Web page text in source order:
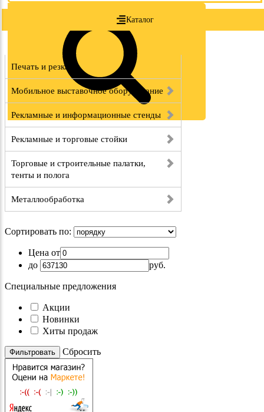
Каталог
Печать и резка
Мобильное выставочное оборудование
Рекламные и информационные стенды
Рекламные и торговые стойки
Торговые и строительные палатки,
тенты и полога
Металлообработка
Сортировать по:
Цена от
до
руб.
Специальные предложения
Акции
Новинки
Хиты продаж
Cбросить